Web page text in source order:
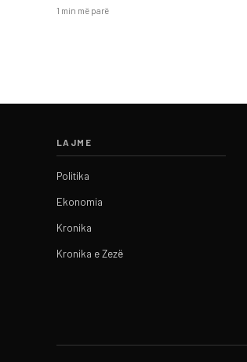
1 min më parë
LAJME
Politika
Ekonomia
Kronika
Kronika e Zezë